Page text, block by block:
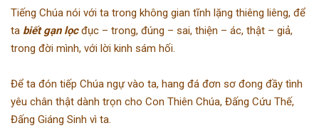
Tiếng Chúa nói với ta trong không gian tĩnh lặng thiêng liêng, để
ta biết gạn lọcđục – trong, đúng – sai, thiện – ác, thật – giả,
trong đời mình, với lời kinh sám hối.
Để ta đón tiếp Chúa ngự vào ta, hang đá đơn sơ đong đầy tình
yêu chân thật dành trọn cho Con Thiên Chúa, Đấng Cứu Thế,
Đấng Giáng Sinh vì ta.